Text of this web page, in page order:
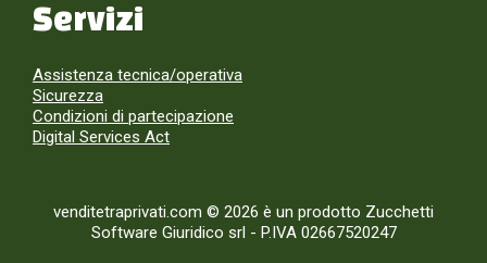
Servizi
Assistenza tecnica/operativa
Sicurezza
Condizioni di partecipazione
Digital Services Act
venditetraprivati.com © 2026 è un prodotto Zucchetti
Software Giuridico srl - P.IVA 02667520247